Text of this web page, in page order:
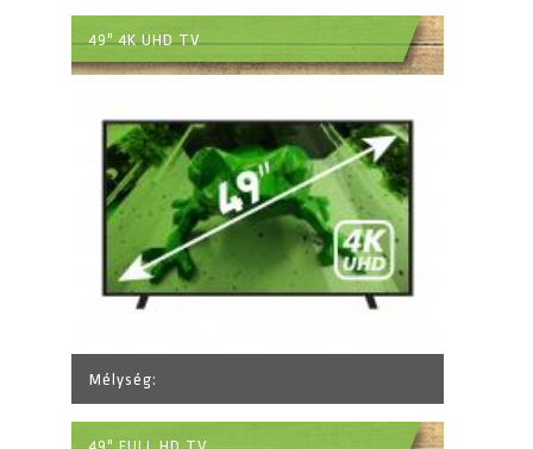
49" 4K UHD TV
Mélység: